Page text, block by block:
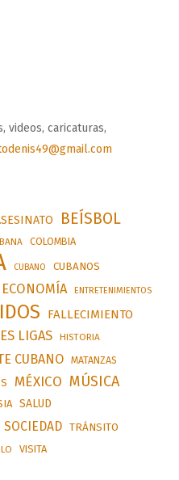
videos, caricaturas,
BEÍSBOL
COLOMBIA
CUBANO CUBANOS
ECONOMÍA ENTRETENIMIENTOS
FALLECIMIENTO
LIGAS HISTORIA
CUBANO MATANZAS
MÉXICO MÚSICA
SALUD
SOCIEDAD TRÁNSITO
VISITA